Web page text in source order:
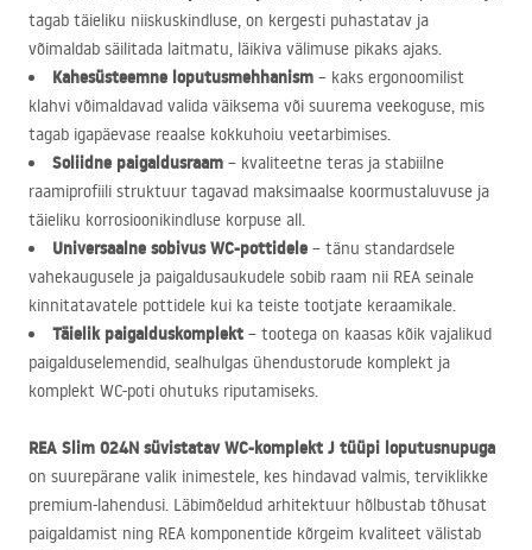
tagab täieliku niiskuskindluse, on kergesti puhastatav ja
võimaldab säilitada laitmatu, läikiva välimuse pikaks ajaks.
Kahesüsteemne loputusmehhanism – kaks ergonoomilist
klahvi võimaldavad valida väiksema või suurema veekoguse, mis
tagab igapäevase reaalse kokkuhoiu veetarbimises.
Soliidne paigaldusraam – kvaliteetne teras ja stabiilne
raamiprofiili struktuur tagavad maksimaalse koormustaluvuse ja
täieliku korrosioonikindluse korpuse all.
Universaalne sobivus WC-pottidele – tänu standardsele
vahekaugusele ja paigaldusaukudele sobib raam nii REA seinale
kinnitatavatele pottidele kui ka teiste tootjate keraamikale.
Täielik paigalduskomplekt – tootega on kaasas kõik vajalikud
paigalduselemendid, sealhulgas ühendustorude komplekt ja
komplekt WC-poti ohutuks riputamiseks.
REA Slim 024N süvistatav WC-komplekt J tüüpi loputusnupuga
on suurepärane valik inimestele, kes hindavad valmis, terviklikke
premium-lahendusi. Läbimõeldud arhitektuur hõlbustab tõhusat
paigaldamist ning REA komponentide kõrgeim kvaliteet välistab